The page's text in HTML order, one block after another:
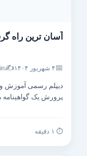
آسان ترین راه
۴ شهریور ۱۴۰۴ ✍️
دیپلم رسمی آموزش
پرورش یک گواهینامه